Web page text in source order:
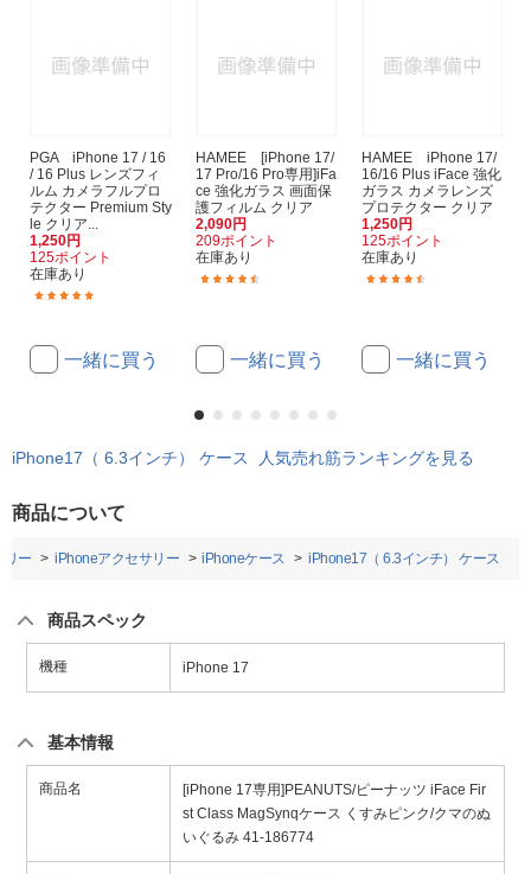
PGA iPhone 17 / 16
/ 16 Plus レンズフィ
ルム カメラフルプロ
テクター Premium Sty
le クリア...
1,250円
125ポイント
在庫あり
一緒に買う
HAMEE [iPhone 17/
17 Pro/16 Pro専用]iFa
ce 強化ガラス 画面保
護フィルム クリア
2,090円
209ポイント
在庫あり
一緒に買う
HAMEE iPhone 17/
16/16 Plus iFace 強化
ガラス カメラレンズ
プロテクター クリア
1,250円
125ポイント
在庫あり
一緒に買う
iPhone17（ 6.3インチ） ケース 人気売れ筋ランキングを見る
商品について
リー iPhoneアクセサリー iPhoneケース iPhone17（ 6.3インチ） ケース
商品スペック
機種 iPhone 17
基本情報
商品名
[iPhone 17専用]PEANUTS/ピーナッツ iFace Fir
st Class MagSynqケース くすみピンク/クマのぬ
いぐるみ 41-186774